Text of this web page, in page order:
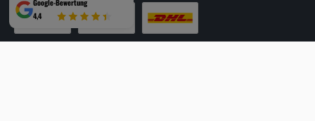
LKW-Tour Spedition DHL
Google-Bewertung
4,4